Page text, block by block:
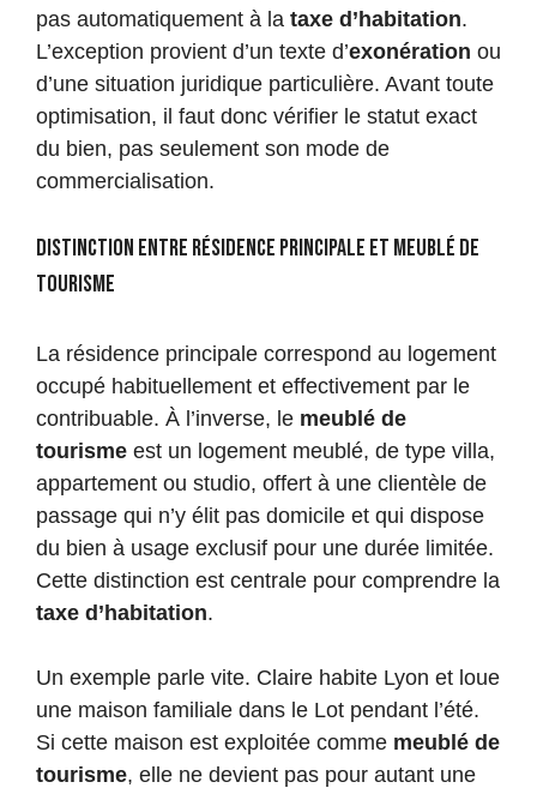
pas automatiquement à la taxe d’habitation.
L’exception provient d’un texte d’exonération ou
d’une situation juridique particulière. Avant toute
optimisation, il faut donc vérifier le statut exact
du bien, pas seulement son mode de
commercialisation.
Distinction entre résidence principale et meublé de
tourisme
La résidence principale correspond au logement
occupé habituellement et effectivement par le
contribuable. À l’inverse, le meublé de
tourisme est un logement meublé, de type villa,
appartement ou studio, offert à une clientèle de
passage qui n’y élit pas domicile et qui dispose
du bien à usage exclusif pour une durée limitée.
Cette distinction est centrale pour comprendre la
taxe d’habitation.
Un exemple parle vite. Claire habite Lyon et loue
une maison familiale dans le Lot pendant l’été.
Si cette maison est exploitée comme meublé de
tourisme, elle ne devient pas pour autant une